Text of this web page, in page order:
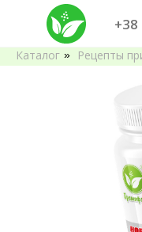
+38
Каталог » Рецепты